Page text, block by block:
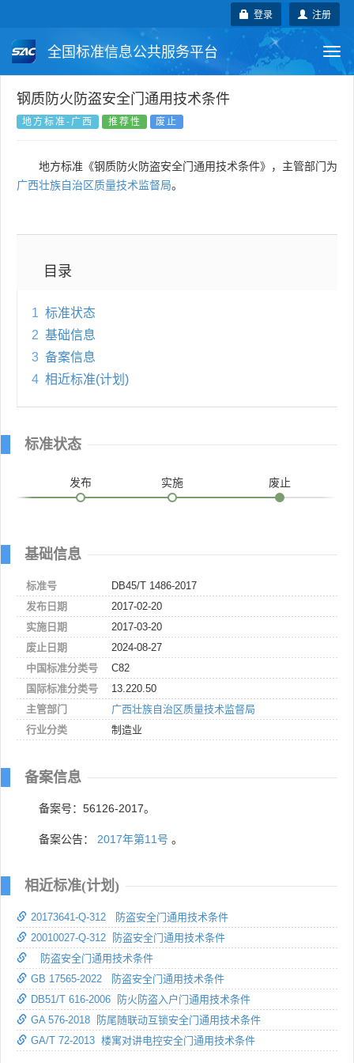
注册
登录
全国标准信息公共服务平台
国家标准 行业标准
国外标准 技术委员会
钢质防火防盗安全门通用技术条件
地方标准-广西 推荐性 废止
地方标准《钢质防火防盗安全门通用技术条件》，主管部门为
广西壮族自治区质量技术监督局。
目录
1 标准状态
2 基础信息
3 备案信息
4 相近标准(计划)
标准状态
发布 实施 废止
基础信息
标准号
DB45/T 1486-2017
发布日期
2017-02-20
实施日期
2017-03-20
废止日期
2024-08-27
中国标准分类号
C82
国际标准分类号
13.220.50
主管部门
广西壮族自治区质量技术监督局
行业分类
制造业
备案信息
备案号：56126-2017。
备案公告： 2017年第11号 。
相近标准(计划)
20173641-Q-312 防盗安全门通用技术条件
20010027-Q-312 防盗安全门通用技术条件
防盗安全门通用技术条件
GB 17565-2022 防盗安全门通用技术条件
DB51/T 616-2006 防火防盗入户门通用技术条件
GA 576-2018 防尾随联动互锁安全门通用技术条件
GA/T 72-2013 楼寓对讲电控安全门通用技术条件